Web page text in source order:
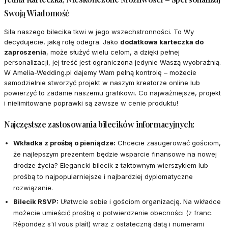
Swoją Wiadomość
Siła naszego bilecika tkwi w jego wszechstronności. To Wy
decydujecie, jaką rolę odegra. Jako dodatkowa karteczka do
zaproszenia, może służyć wielu celom, a dzięki pełnej
personalizacji, jej treść jest ograniczona jedynie Waszą wyobraźnią.
W Amelia-Wedding.pl dajemy Wam pełną kontrolę – możecie
samodzielnie stworzyć projekt w naszym kreatorze online lub
powierzyć to zadanie naszemu grafikowi. Co najważniejsze, projekt
i nielimitowane poprawki są zawsze w cenie produktu!
Najczęstsze zastosowania bilecików informacyjnych:
Wkładka z prośbą o pieniądze: Chcecie zasugerować gościom,
że najlepszym prezentem będzie wsparcie finansowe na nowej
drodze życia? Elegancki bilecik z taktownym wierszykiem lub
prośbą to najpopularniejsze i najbardziej dyplomatyczne
rozwiązanie.
Bilecik RSVP: Ułatwcie sobie i gościom organizację. Na wkładce
możecie umieścić prośbę o potwierdzenie obecności (z franc.
Répondez s'il vous plaît) wraz z ostateczną datą i numerami